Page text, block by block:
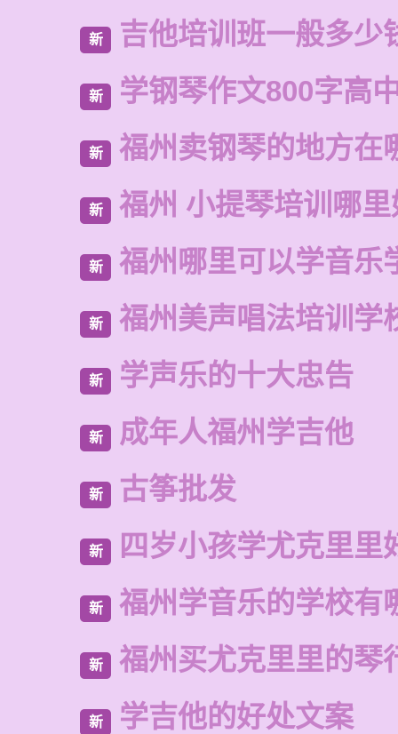
新 吉他培训班一般多少
新 学钢琴作文800字高
新 福州卖钢琴的地方在
新 福州 小提琴培训哪
新 福州哪里可以学音乐
新 福州美声唱法培训学
新 学声乐的十大忠告
新 成年人福州学吉他
新 古筝批发
新 四岁小孩学尤克里里
新 福州学音乐的学校有
新 福州买尤克里里的琴
新 学吉他的好处文案